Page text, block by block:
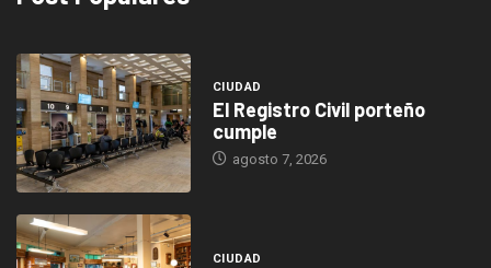
CIUDAD
El Registro Civil porteño
cumple
agosto 7, 2026
CIUDAD